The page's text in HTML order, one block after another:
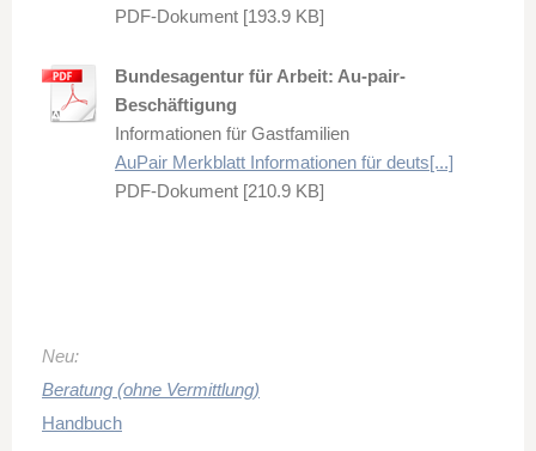
PDF-Dokument [193.9 KB]
Bundesagentur für Arbeit: Au-pair-
Beschäftigung
Informationen für Gastfamilien
AuPair Merkblatt Informationen für deuts[...]
PDF-Dokument [210.9 KB]
Neu:
Beratung (ohne Vermittlung)
Handbuch